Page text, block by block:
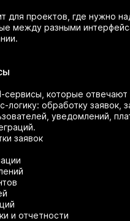
для проектов, где нужно
между разными
которые отвечают
логику: обработку заявок,
уведомлений,
заявок
и отчетности